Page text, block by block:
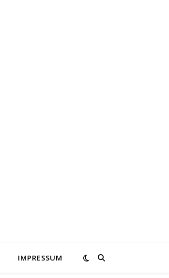
IMPRESSUM